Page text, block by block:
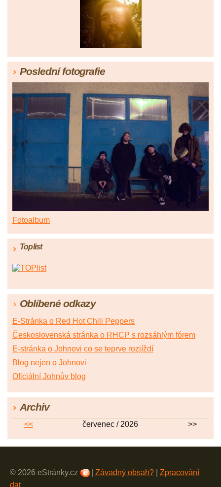
Poslední fotografie
Fotoalbum
Toplist
Oblíbené odkazy
E-Stránka o Red Hot Chili Peppers
Československá stránka o RHCP s rozsáhlým fórem
E-stránka o Johnovi co se teprve rozjíždí
Blog nejen o Johnovi
Oficiální Johnův blog
Archiv
<< červenec / 2026 >>
© 2026 eStránky.cz Závadný obsah?
Zpracování
dat